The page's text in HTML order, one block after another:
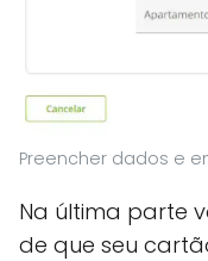
Preencher dados e
Na última parte
de que seu